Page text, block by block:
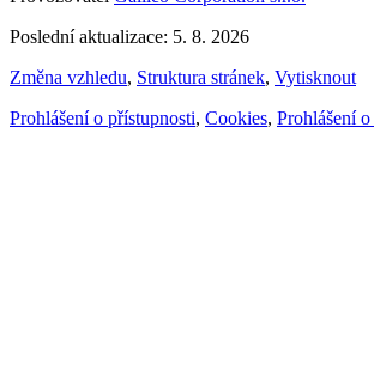
Poslední aktualizace: 5. 8. 2026
Změna vzhledu, Struktura stránek, Vytisknout
Prohlášení o přístupnosti, Cookies, Prohlášení